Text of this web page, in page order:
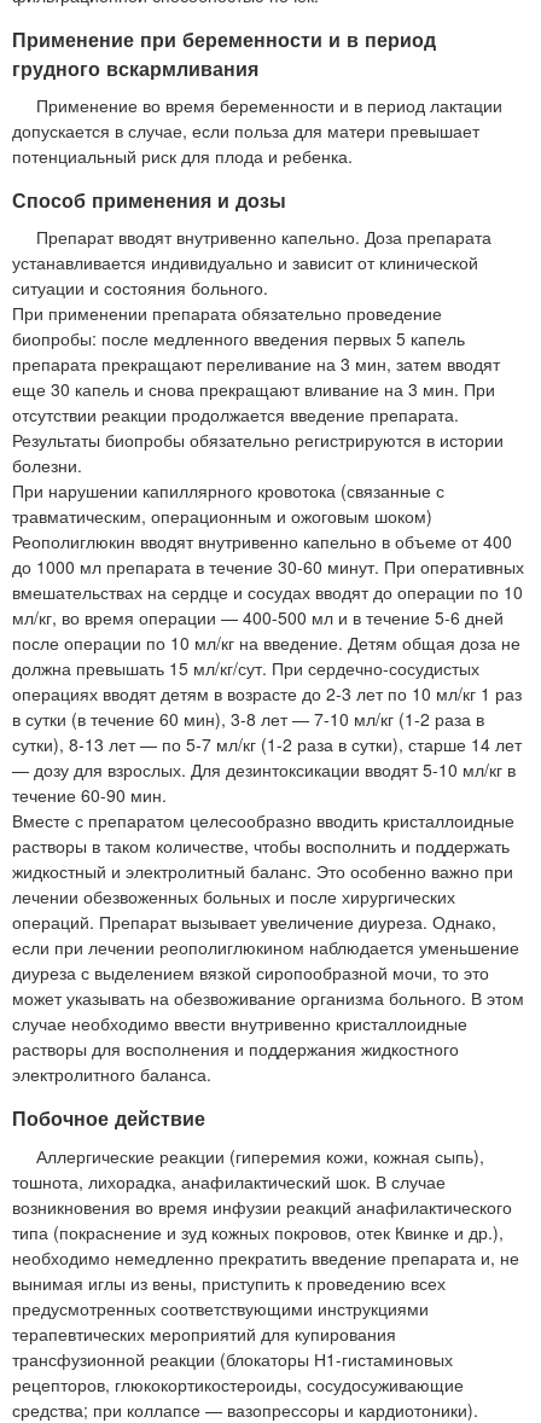
Применение при беременности и в период
грудного вскармливания
Применение во время беременности и в период лактации
допускается в случае, если польза для матери превышает
потенциальный риск для плода и ребенка.
Способ применения и дозы
Препарат вводят внутривенно капельно. Доза препарата
устанавливается индивидуально и зависит от клинической
ситуации и состояния больного.
При применении препарата обязательно проведение
биопробы: после медленного введения первых 5 капель
препарата прекращают переливание на 3 мин, затем вводят
еще 30 капель и снова прекращают вливание на 3 мин. При
отсутствии реакции продолжается введение препарата.
Результаты биопробы обязательно регистрируются в истории
болезни.
При нарушении капиллярного кровотока (связанные с
травматическим, операционным и ожоговым шоком)
Реополиглюкин вводят внутривенно капельно в объеме от 400
до 1000 мл препарата в течение 30-60 минут. При оперативных
вмешательствах на сердце и сосудах вводят до операции по 10
мл/кг, во время операции — 400-500 мл и в течение 5-6 дней
после операции по 10 мл/кг на введение. Детям общая доза не
должна превышать 15 мл/кг/сут. При сердечно-сосудистых
операциях вводят детям в возрасте до 2-3 лет по 10 мл/кг 1 раз
в сутки (в течение 60 мин), 3-8 лет — 7-10 мл/кг (1-2 раза в
сутки), 8-13 лет — по 5-7 мл/кг (1-2 раза в сутки), старше 14 лет
— дозу для взрослых. Для дезинтоксикации вводят 5-10 мл/кг в
течение 60-90 мин.
Вместе с препаратом целесообразно вводить кристаллоидные
растворы в таком количестве, чтобы восполнить и поддержать
жидкостный и электролитный баланс. Это особенно важно при
лечении обезвоженных больных и после хирургических
операций. Препарат вызывает увеличение диуреза. Однако,
если при лечении реополиглюкином наблюдается уменьшение
диуреза с выделением вязкой сиропообразной мочи, то это
может указывать на обезвоживание организма больного. В этом
случае необходимо ввести внутривенно кристаллоидные
растворы для восполнения и поддержания жидкостного
электролитного баланса.
Побочное действие
Аллергические реакции (гиперемия кожи, кожная сыпь),
тошнота, лихорадка, анафилактический шок. В случае
возникновения во время инфузии реакций анафилактического
типа (покраснение и зуд кожных покровов, отек Квинке и др.),
необходимо немедленно прекратить введение препарата и, не
вынимая иглы из вены, приступить к проведению всех
предусмотренных соответствующими инструкциями
терапевтических мероприятий для купирования
трансфузионной реакции (блокаторы Н1-гистаминовых
рецепторов, глюкокортикостероиды, сосудосуживающие
средства; при коллапсе — вазопрессоры и кардиотоники).